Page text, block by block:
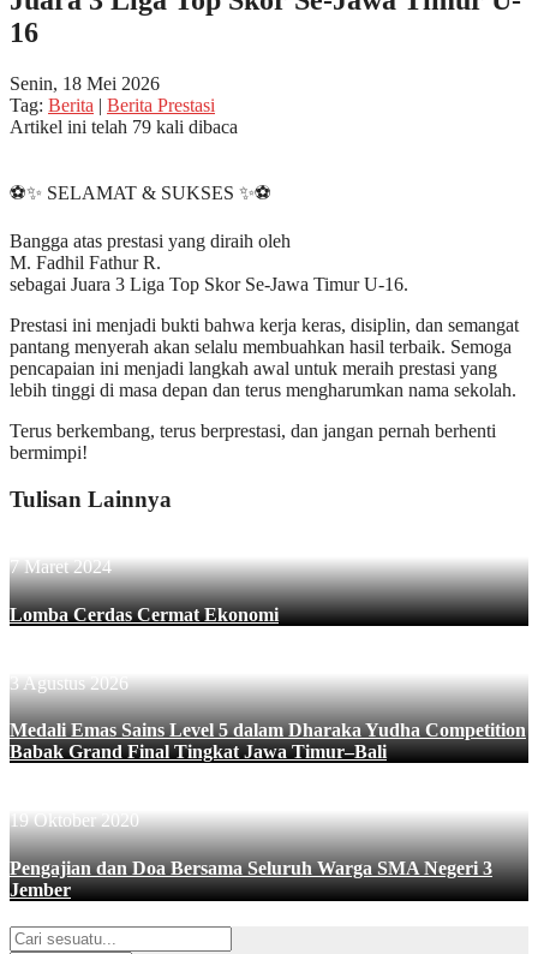
16
Senin, 18 Mei 2026
Tag: Berita | Berita Prestasi
Artikel ini telah 79 kali dibaca
⚽✨ SELAMAT & SUKSES ✨⚽
Bangga atas prestasi yang diraih oleh
M. Fadhil Fathur R.
sebagai Juara 3 Liga Top Skor Se-Jawa Timur U-16.
Prestasi ini menjadi bukti bahwa kerja keras, disiplin, dan semangat
pantang menyerah akan selalu membuahkan hasil terbaik. Semoga
pencapaian ini menjadi langkah awal untuk meraih prestasi yang
lebih tinggi di masa depan dan terus mengharumkan nama sekolah.
Terus berkembang, terus berprestasi, dan jangan pernah berhenti
bermimpi!
Tulisan Lainnya
7 Maret 2024
Lomba Cerdas Cermat Ekonomi
3 Agustus 2026
Medali Emas Sains Level 5 dalam Dharaka Yudha Competition
Babak Grand Final Tingkat Jawa Timur–Bali
19 Oktober 2020
Pengajian dan Doa Bersama Seluruh Warga SMA Negeri 3
Jember